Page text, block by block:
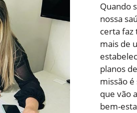
Quando
nossa
certa faz
mais de
planos
missão
que vão
bem-